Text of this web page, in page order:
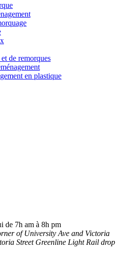
de remorques
en plastique
de 7h am à 8h pm
of University Ave and Victoria
Street Greenline Light Rail drop